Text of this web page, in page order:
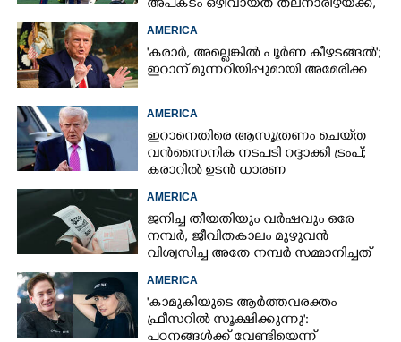
അപകടം ഒഴിവായത് തലനാരിഴയ്‌ക്ക്,
AMERICA
'കരാർ, അല്ലെങ്കിൽ പൂർണ കീഴടങ്ങൽ';
ഇറാന് മുന്നറിയിപ്പുമായി അമേരിക്ക
AMERICA
ഇറാനെതിരെ ആസൂത്രണം ചെയ്‌ത
വൻസൈനിക നടപടി റദ്ദാക്കി ട്രംപ്;
കരാറിൽ ഉടൻ ധാരണ
AMERICA
ജനിച്ച തീയതിയും വർഷവും ഒരേ
നമ്പർ, ജീവിതകാലം മുഴുവൻ
വിശ്വസിച്ച അതേ നമ്പർ സമ്മാനിച്ചത്
AMERICA
'കാമുകിയുടെ ആർത്തവരക്തം
ഫ്രീസറിൽ സൂക്ഷിക്കുന്നു':
പഠനങ്ങൾക്ക് വേണ്ടിയെന്ന്